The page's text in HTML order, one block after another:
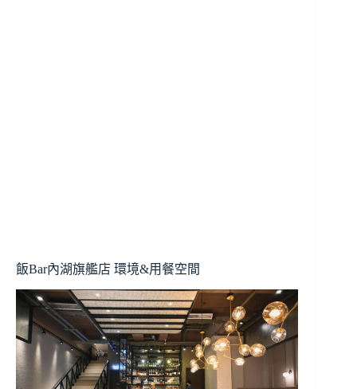
飯Bar內湖旗艦店 環境&用餐空間